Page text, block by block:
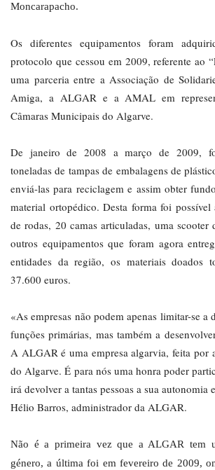
Moncarapacho.
Os diferentes equipamentos foram
protocolo que cessou em 2009, referente ao
uma parceria entre a Associação de
Amiga, a ALGAR e a AMAL em
Câmaras Municipais do Algarve.
De janeiro de 2008 a março de 2009,
toneladas de tampas de embalagens de
enviá-las para reciclagem e assim obter
material ortopédico. Desta forma foi
de rodas, 20 camas articuladas, uma scooter
outros equipamentos que foram agora
entidades da região, os materiais doados
37.600 euros.
«As empresas não podem apenas limitar-se a
funções primárias, mas também a
A ALGAR é uma empresa algarvia, feita por
do Algarve. É para nós uma honra poder
irá devolver a tantas pessoas a sua autonomia
Hélio Barros, administrador da ALGAR.
Não é a primeira vez que a ALGAR tem
género, a última foi em fevereiro de 2009,